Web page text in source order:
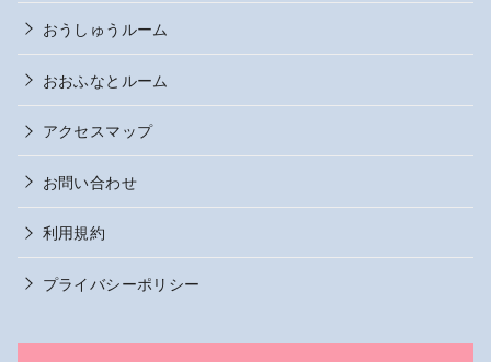
おうしゅうルーム
おおふなとルーム
アクセスマップ
お問い合わせ
利用規約
プライバシーポリシー